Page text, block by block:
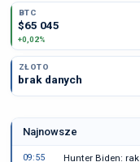
BTC
$65 045
+0,02%
ZŁOTO
brak danych
Najnowsze
09:55
Hunter Biden: